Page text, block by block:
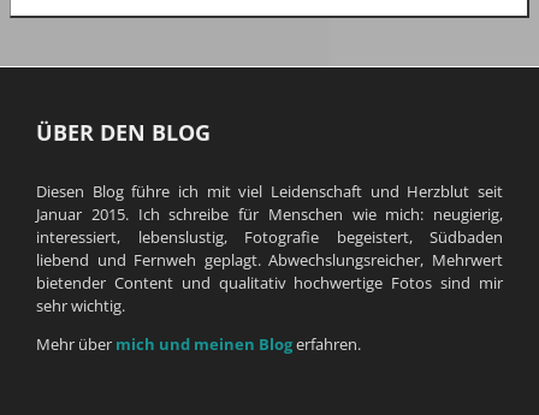
ÜBER DEN BLOG
Diesen Blog führe ich mit viel Leidenschaft und Herzblut seit
Januar 2015. Ich schreibe für Menschen wie mich: neugierig,
interessiert, lebenslustig, Fotografie begeistert, Südbaden
liebend und Fernweh geplagt. Abwechslungsreicher, Mehrwert
bietender Content und qualitativ hochwertige Fotos sind mir
sehr wichtig.
Mehr über mich und meinen Blogerfahren.